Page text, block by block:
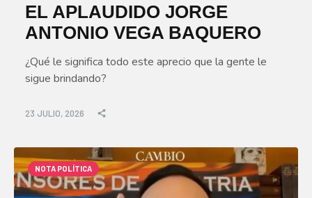
EL APLAUDIDO JORGE
ANTONIO VEGA BAQUERO
¿Qué le significa todo este aprecio que la gente le
sigue brindando?
23 JULIO, 2026
NOTA POLÍTICA